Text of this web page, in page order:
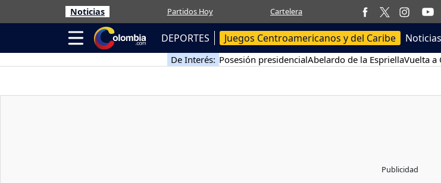
Noticias Partidos Hoy Cartelera
DEPORTES Juegos Centroamericanos y del Caribe Noticias
De Interés: Posesión presidencialAbelardo de la EspriellaVuelta a